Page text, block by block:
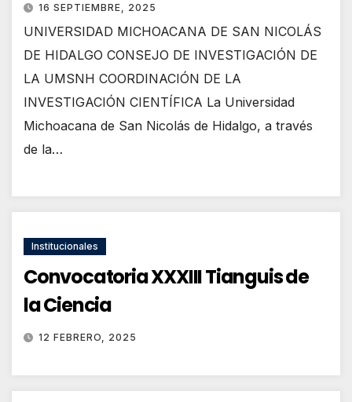
16 SEPTIEMBRE, 2025
UNIVERSIDAD MICHOACANA DE SAN NICOLÁS
DE HIDALGO CONSEJO DE INVESTIGACIÓN DE
LA UMSNH COORDINACIÓN DE LA
INVESTIGACIÓN CIENTÍFICA La Universidad
Michoacana de San Nicolás de Hidalgo, a través
de la…
Institucionales
Convocatoria XXXIII Tianguis de
la Ciencia
12 FEBRERO, 2025